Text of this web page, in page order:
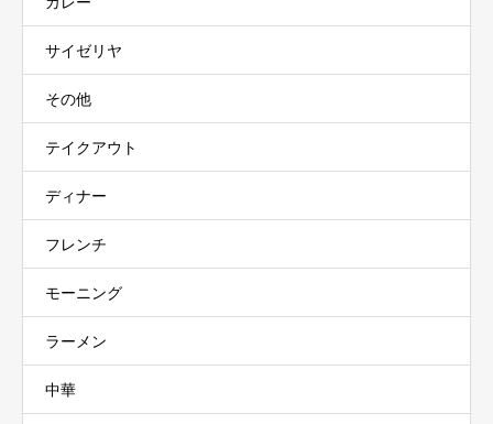
サイゼリヤ
その他
テイクアウト
ディナー
フレンチ
モーニング
ラーメン
中華